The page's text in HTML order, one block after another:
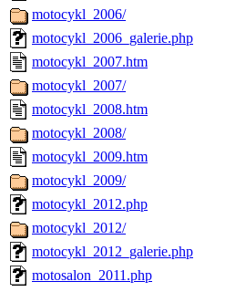
motocykl_2006/
motocykl_2006_galerie.php
motocykl_2007.htm
motocykl_2007/
motocykl_2008.htm
motocykl_2008/
motocykl_2009.htm
motocykl_2009/
motocykl_2012.php
motocykl_2012/
motocykl_2012_galerie.php
motosalon_2011.php